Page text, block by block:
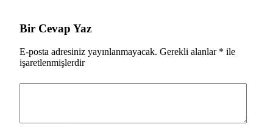
Bir Cevap Yaz
E-posta adresiniz yayınlanmayacak. Gerekli alanlar * ile
işaretlenmişlerdir